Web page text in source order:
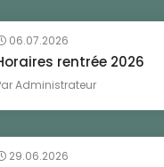
06.07.2026
rentrée 2026
Administrateur
29.06.2026